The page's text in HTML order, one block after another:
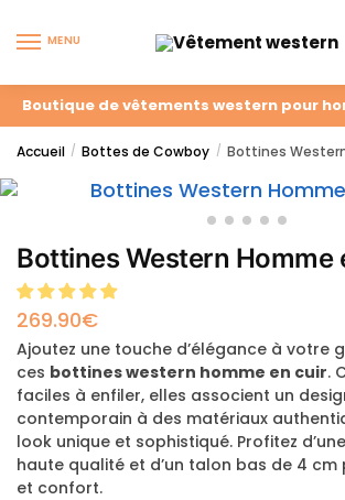
MENU
Boutique de vêtements western pour
Accueil / Bottes de Cowboy / Bottines
Bottines Western Homme
269.90€
Ajoutez une touche d’élégance à votre
ces bottines western homme en cuir.
faciles à enfiler, elles associent un
contemporain à des matériaux
look unique et sophistiqué. Profitez
haute qualité et d’un talon bas de 4
et confort.